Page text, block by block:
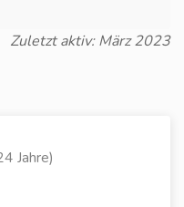
Zuletzt aktiv: März 2023
Jahre)